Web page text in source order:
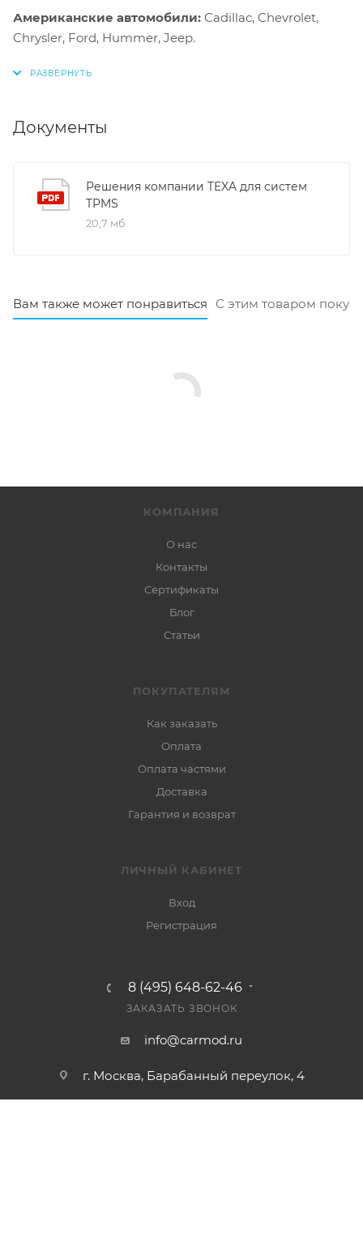
Американские автомобили: Cadillac, Chevrolet,
Chrysler, Ford, Hummer, Jeep.
Документы
Решения компании TEXA для систем
TPMS
20,7 мб
Вам также может понравиться С этим товаром
КОМПАНИЯ
О нас
Контакты
Сертификаты
Блог
Статьи
ПОКУПАТЕЛЯМ
Как заказать
Оплата
Оплата частями
Доставка
Гарантия и возврат
ЛИЧНЫЙ КАБИНЕТ
Вход
Регистрация
8 (495) 648-62-46
ЗАКАЗАТЬ ЗВОНОК
info@carmod.ru
г. Москва, Барабанный переулок, 4